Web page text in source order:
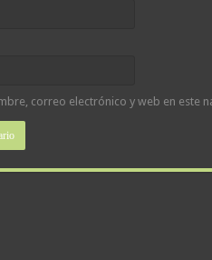
correo electrónico y web en este